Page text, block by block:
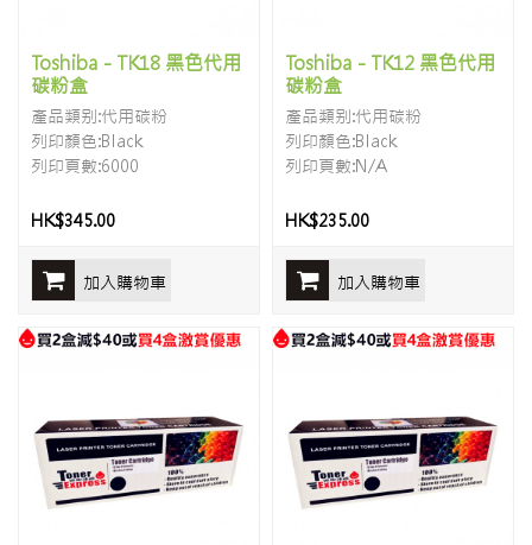
Toshiba - TK18 黑色代用
碳粉盒
產品類别:代用碳粉
列印顏色:Black
列印頁數:6000
HK$345.00
加入購物車
Toshiba - TK12 黑色代用
碳粉盒
產品類别:代用碳粉
列印顏色:Black
列印頁數:N/A
HK$235.00
加入購物車